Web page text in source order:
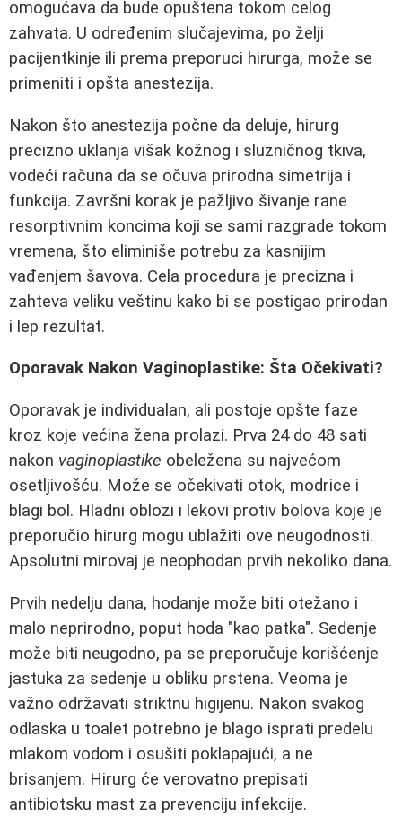
omogućava da bude opuštena tokom celog
zahvata. U određenim slučajevima, po želji
pacijentkinje ili prema preporuci hirurga, može se
primeniti i opšta anestezija.
Nakon što anestezija počne da deluje, hirurg
precizno uklanja višak kožnog i sluzničnog tkiva,
vodeći računa da se očuva prirodna simetrija i
funkcija. Završni korak je pažljivo šivanje rane
resorptivnim koncima koji se sami razgrade tokom
vremena, što eliminiše potrebu za kasnijim
vađenjem šavova. Cela procedura je precizna i
zahteva veliku veštinu kako bi se postigao prirodan
i lep rezultat.
Oporavak Nakon Vaginoplastike: Šta Očekivati?
Oporavak je individualan, ali postoje opšte faze
kroz koje većina žena prolazi. Prva 24 do 48 sati
nakon vaginoplastike obeležena su najvećom
osetljivošću. Može se očekivati otok, modrice i
blagi bol. Hladni oblozi i lekovi protiv bolova koje je
preporučio hirurg mogu ublažiti ove neugodnosti.
Apsolutni mirovaj je neophodan prvih nekoliko dana.
Prvih nedelju dana, hodanje može biti otežano i
malo neprirodno, poput hoda "kao patka". Sedenje
može biti neugodno, pa se preporučuje korišćenje
jastuka za sedenje u obliku prstena. Veoma je
važno održavati striktnu higijenu. Nakon svakog
odlaska u toalet potrebno je blago isprati predelu
mlakom vodom i osušiti poklapajući, a ne
brisanjem. Hirurg će verovatno prepisati
antibiotsku mast za prevenciju infekcije.